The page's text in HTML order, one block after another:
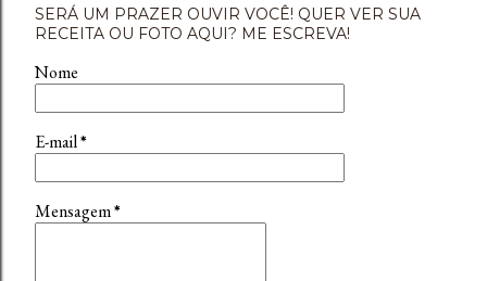
SERÁ UM PRAZER OUVIR VOCÊ! QUER VER SUA
RECEITA OU FOTO AQUI? ME ESCREVA!
Nome
E-mail*
Mensagem*